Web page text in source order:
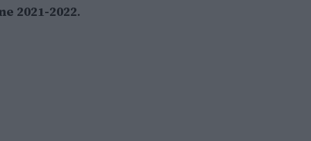
2021-2022.